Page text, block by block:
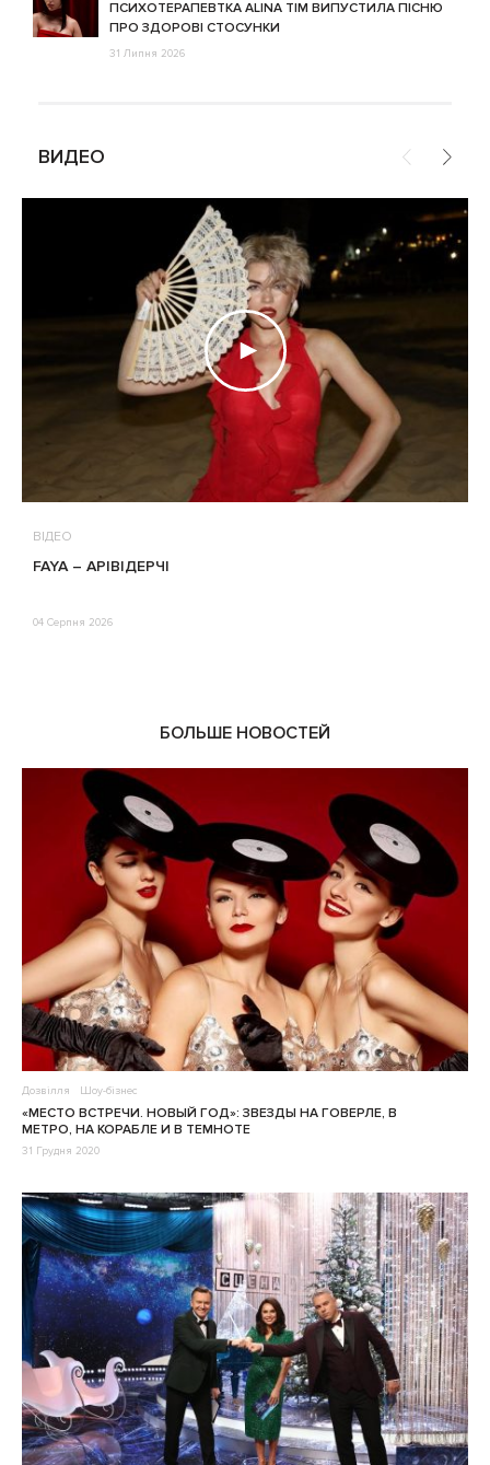
ПСИХОТЕРАПЕВТКА ALINA TIM ВИПУСТИЛА ПІСНЮ
ПРО ЗДОРОВІ СТОСУНКИ
31 Липня 2026
ВИДЕО
ВІДЕО
FAYA – АРІВІДЕРЧІ
04 Серпня 2026
БОЛЬШЕ НОВОСТЕЙ
Дозвілля Шоу-бізнес
«МЕСТО ВСТРЕЧИ. НОВЫЙ ГОД»: ЗВЕЗДЫ НА ГОВЕРЛЕ, В
МЕТРО, НА КОРАБЛЕ И В ТЕМНОТЕ
31 Грудня 2020